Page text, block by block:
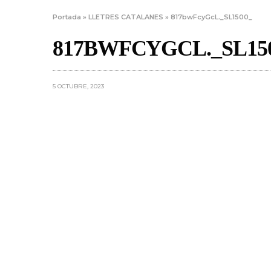
Portada »LLETRES CATALANES »817bwFcyGcL._SL1500_
5 OCTUBRE, 2023